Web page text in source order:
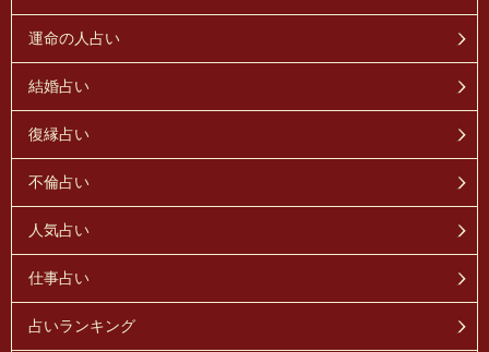
運命の人占い
結婚占い
復縁占い
不倫占い
人気占い
仕事占い
占いランキング